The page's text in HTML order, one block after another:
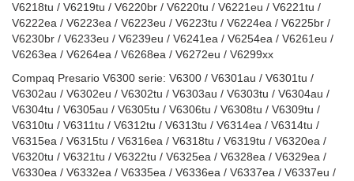
V6218tu / V6219tu / V6220br / V6220tu / V6221eu / V6221tu /
V6222ea / V6223ea / V6223eu / V6223tu / V6224ea / V6225br /
V6230br / V6233eu / V6239eu / V6241ea / V6254ea / V6261eu /
V6263ea / V6264ea / V6268ea / V6272eu / V6299xx
Compaq Presario V6300 serie: V6300 / V6301au / V6301tu /
V6302au / V6302eu / V6302tu / V6303au / V6303tu / V6304au /
V6304tu / V6305au / V6305tu / V6306tu / V6308tu / V6309tu /
V6310tu / V6311tu / V6312tu / V6313tu / V6314ea / V6314tu /
V6315ea / V6315tu / V6316ea / V6318tu / V6319tu / V6320ea /
V6320tu / V6321tu / V6322tu / V6325ea / V6328ea / V6329ea /
V6330ea / V6332ea / V6335ea / V6336ea / V6337ea / V6337eu /